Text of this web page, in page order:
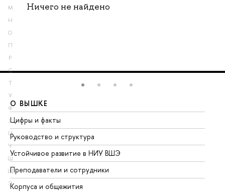
М
Н
О
П
Р
С
Т
У
Ф
Х
Ц
Ч
Ш
Щ
Э
Ничего не найдено
О ВЫШКЕ
Цифры и факты
Руководство и структура
Устойчивое развитие в НИУ ВШЭ
Преподаватели и сотрудники
Корпуса и общежития